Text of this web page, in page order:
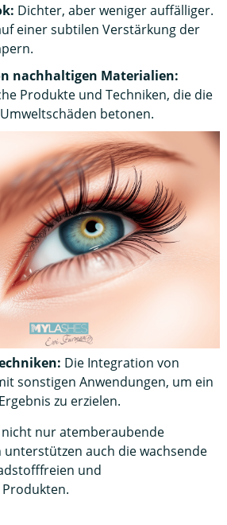
Dichter, aber weniger auffälliger.
einer subtilen Verstärkung der
nachhaltigen Materialien:
Produkte und Techniken, die die
betonen.
Die Integration von
sonstigen Anwendungen, um ein
zu erzielen.
nur atemberaubende
unterstützen auch die wachsende
und